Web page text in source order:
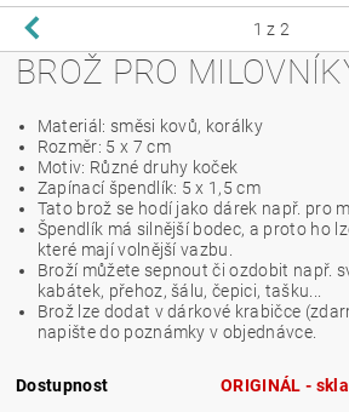
1 z 2
BROŽ PRO
Materiál: směsi kovů, korálky
Rozměr: 5 x 7 cm
Motiv: Různé druhy koček
Zapínací špendlík: 5 x 1,5 cm
Tato brož se hodí jako dárek např. pro
Špendlík má silnější bodec, a proto ho
které mají volnější vazbu.
Broží můžete sepnout či ozdobit např.
kabátek, přehoz, šálu, čepici, tašku...
Brož lze dodat v dárkové krabičce
napište do poznámky v objednávce.
Dostupnost ORIGINÁL -